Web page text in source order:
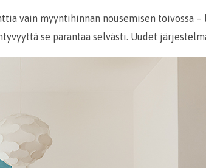
vain myyntihinnan nousemisen toivossa
se parantaa selvästi. Uudet